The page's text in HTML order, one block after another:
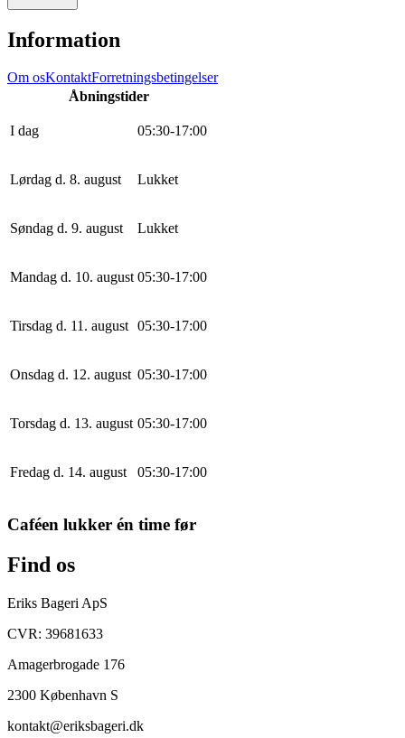
Information
Om osKontaktForretningsbetingelser
Åbningstider
I dag 05:30-17:00
Lørdag d. 8. august Lukket
Søndag d. 9. august Lukket
Mandag d. 10. august 05:30-17:00
Tirsdag d. 11. august 05:30-17:00
Onsdag d. 12. august 05:30-17:00
Torsdag d. 13. august 05:30-17:00
Fredag d. 14. august 05:30-17:00
Caféen lukker én time før
Find os
Eriks Bageri ApS
CVR: 39681633
Amagerbrogade 176
2300 København S
kontakt@eriksbageri.dk